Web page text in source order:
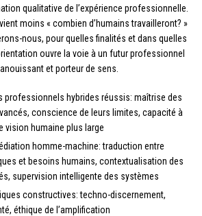
qualitative de l’expérience professionnelle.
moins « combien d’humains travailleront? »
nous, pour quelles finalités et dans quelles
ouvre la voie à un futur professionnel
et porteur de sens.
professionnels hybrides réussis: maîtrise des
conscience de leurs limites, capacité à
vision humaine plus large
homme-machine: traduction entre
et besoins humains, contextualisation des
supervision intelligente des systèmes
constructives: techno-discernement,
éthique de l’amplification